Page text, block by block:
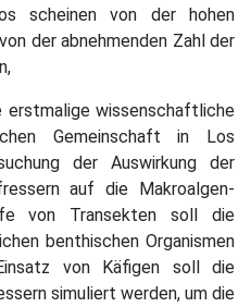
scheinen von der hohen
der abnehmenden Zahl der
wissenschaftliche
Gemeinschaft in Los
der Auswirkung der
auf die Makroalgen-
von Transekten soll die
benthischen Organismen
von Käfigen soll die
simuliert werden, um die